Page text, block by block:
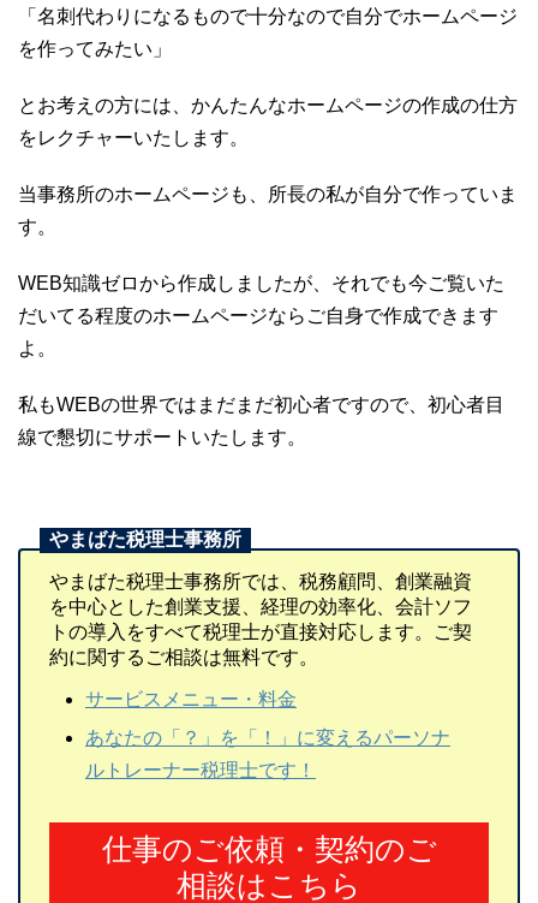
「名刺代わりになるもので十分なので自分でホームページ
を作ってみたい」
とお考えの方には、かんたんなホームページの作成の仕方
をレクチャーいたします。
当事務所のホームページも、所長の私が自分で作っていま
す。
WEB知識ゼロから作成しましたが、それでも今ご覧いた
だいてる程度のホームページならご自身で作成できます
よ。
私もWEBの世界ではまだまだ初心者ですので、初心者目
線で懇切にサポートいたします。
やまばた税理士事務所では、税務顧問、創業融資
を中心とした創業支援、経理の効率化、会計ソフ
トの導入をすべて税理士が直接対応します。ご契
約に関するご相談は無料です。
サービスメニュー・料金
あなたの「？」を「！」に変えるパーソナ
ルトレーナー税理士です！
仕事のご依頼・契約のご
相談はこちら